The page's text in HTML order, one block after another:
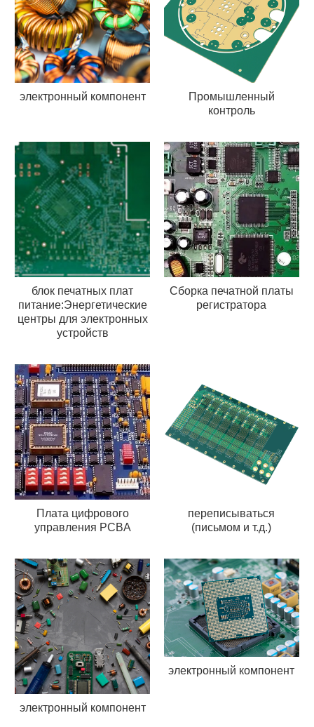
электронный компонент
Промышленный
контроль
блок печатных плат
питание:Энергетические
центры для электронных
устройств
Сборка печатной платы
регистратора
Плата цифрового
управления PCBA
переписываться
(письмом и т.д.)
электронный компонент
электронный компонент